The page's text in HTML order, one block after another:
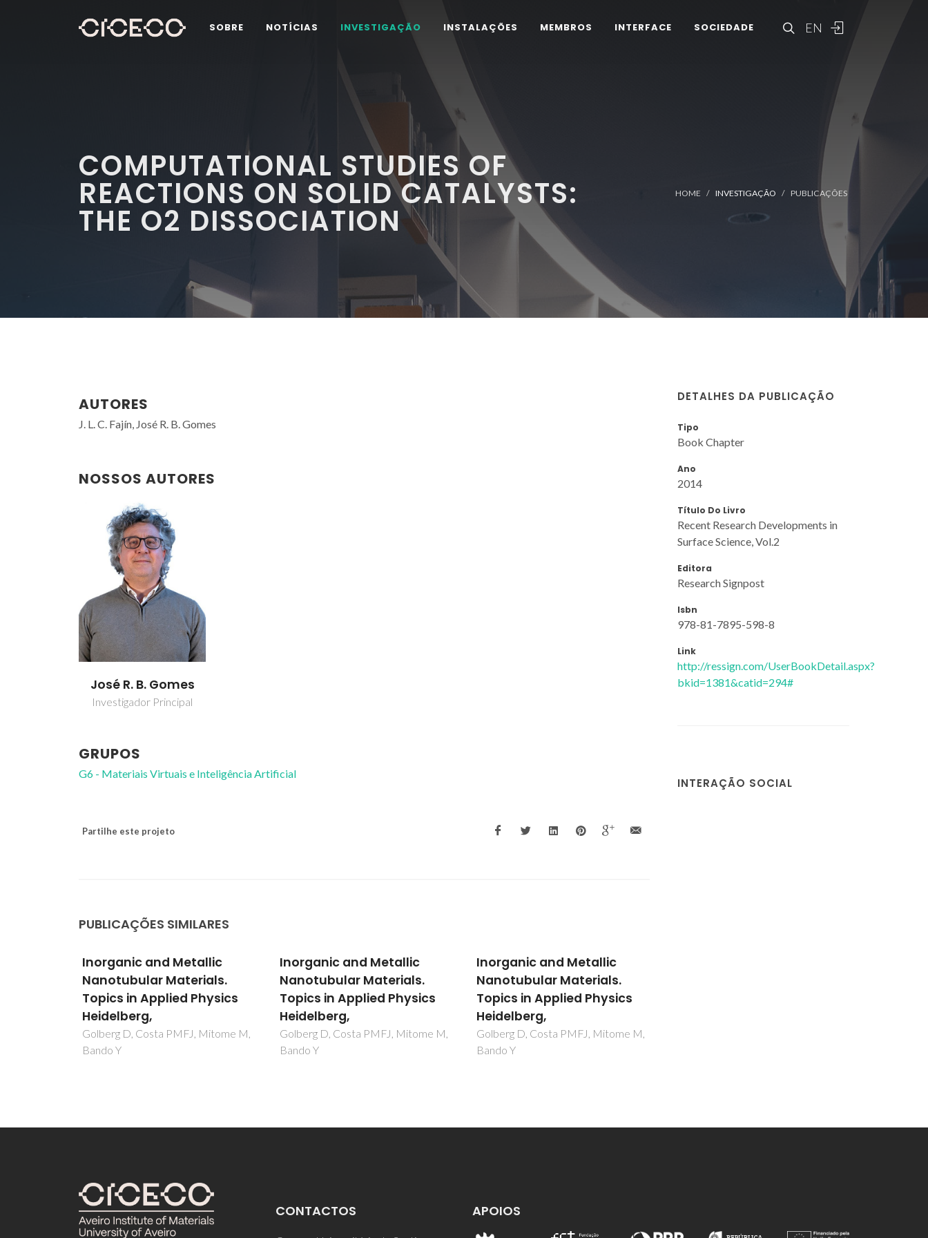
EN
SOBRE NOTÍCIAS INVESTIGAÇÃO INSTALAÇÕES MEMBROS INTERFACE SOCIEDADE
COMPUTATIONAL STUDIES OF
REACTIONS ON SOLID CATALYSTS:
THE O2 DISSOCIATION
HOME INVESTIGAÇÃO PUBLICAÇÕES
AUTORES
J. L. C. Fajín, José R. B. Gomes
NOSSOS AUTORES
José R. B. Gomes
Investigador Principal
GRUPOS
G6 - Materiais Virtuais e Inteligência Artificial
Partilhe este projeto
PUBLICAÇÕES SIMILARES
Inorganic and Metallic
Nanotubular Materials.
Topics in Applied Physics
Heidelberg,
Golberg D, Costa PMFJ, Mitome M,
Bando Y
Inorganic and Metallic
Nanotubular Materials.
Topics in Applied Physics
Heidelberg,
Golberg D, Costa PMFJ, Mitome M,
Bando Y
Inorganic and Metallic
Nanotubular Materials.
Topics in Applied Physics
Heidelberg,
Golberg D, Costa PMFJ, Mitome M,
Bando Y
DETALHES DA PUBLICAÇÃO
Tipo
Book Chapter
Ano
2014
Título Do Livro
Recent Research Developments in
Surface Science, Vol.2
Editora
Research Signpost
Isbn
978-81-7895-598-8
Link
http://ressign.com/UserBookDetail.aspx?
bkid=1381&catid=294#
INTERAÇÃO SOCIAL
CONTACTOS APOIOS